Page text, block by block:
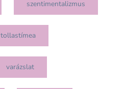
szentimentalizmus
tollastímea
varázslat